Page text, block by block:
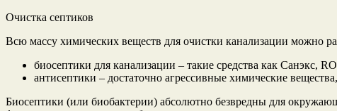
Очистка септиков
Всю массу химических веществ для очистки канализации можно
биосептики для канализации – такие средства как Санэкс,
антисептики – достаточно агрессивные химические
Биосептики (или биобактерии) абсолютно безвредны для